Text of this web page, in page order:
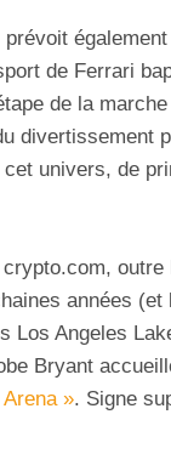
de Ferrari
de la
divertissement
univers, de
années
Los Angeles
Bryant
». Signe